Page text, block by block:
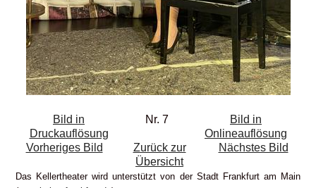
Bild in
Druckauflösung
Nr. 7
Bild in
Onlineauflösung
Vorheriges Bild
Zurück zur
Übersicht
Nächstes Bild
Das Kellertheater wird unterstützt von der Stadt Frankfurt am Main